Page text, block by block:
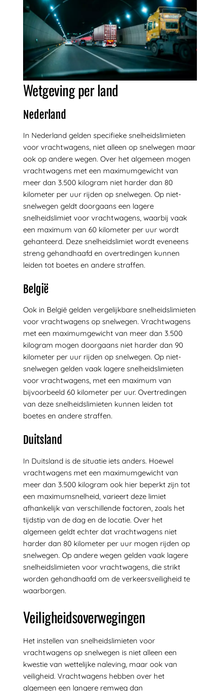
Wetgeving per land
Nederland
In Nederland gelden specifieke snelheidslimieten
voor vrachtwagens, niet alleen op snelwegen maar
ook op andere wegen. Over het algemeen mogen
vrachtwagens met een maximumgewicht van
meer dan 3.500 kilogram niet harder dan 80
kilometer per uur rijden op snelwegen. Op niet-
snelwegen geldt doorgaans een lagere
snelheidslimiet voor vrachtwagens, waarbij vaak
een maximum van 60 kilometer per uur wordt
gehanteerd. Deze snelheidslimiet wordt eveneens
streng gehandhaafd en overtredingen kunnen
leiden tot boetes en andere straffen.
België
Ook in België gelden vergelijkbare snelheidslimieten
voor vrachtwagens op snelwegen. Vrachtwagens
met een maximumgewicht van meer dan 3.500
kilogram mogen doorgaans niet harder dan 90
kilometer per uur rijden op snelwegen. Op niet-
snelwegen gelden vaak lagere snelheidslimieten
voor vrachtwagens, met een maximum van
bijvoorbeeld 60 kilometer per uur. Overtredingen
van deze snelheidslimieten kunnen leiden tot
boetes en andere straffen.
Duitsland
In Duitsland is de situatie iets anders. Hoewel
vrachtwagens met een maximumgewicht van
meer dan 3.500 kilogram ook hier beperkt zijn tot
een maximumsnelheid, varieert deze limiet
afhankelijk van verschillende factoren, zoals het
tijdstip van de dag en de locatie. Over het
algemeen geldt echter dat vrachtwagens niet
harder dan 80 kilometer per uur mogen rijden op
snelwegen. Op andere wegen gelden vaak lagere
snelheidslimieten voor vrachtwagens, die strikt
worden gehandhaafd om de verkeersveiligheid te
waarborgen.
Veiligheidsoverwegingen
Het instellen van snelheidslimieten voor
vrachtwagens op snelwegen is niet alleen een
kwestie van wettelijke naleving, maar ook van
veiligheid. Vrachtwagens hebben over het
algemeen een langere remweg dan